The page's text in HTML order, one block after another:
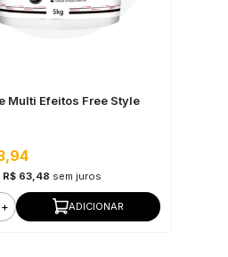
Multi Efeitos Free Style
R$ 63,48 sem juros
+ ADICIONAR